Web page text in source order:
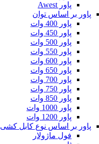
پاور Awest
پاور بر اساس توان
پاور 400 وات
پاور 450 وات
پاور 500 وات
پاور 550 وات
پاور 600 وات
پاور 650 وات
پاور 700 وات
پاور 750 وات
پاور 850 وات
پاور 1000 وات
پاور 1200 وات
پاور بر اساس نوع کابل کشی
فول ماژولار